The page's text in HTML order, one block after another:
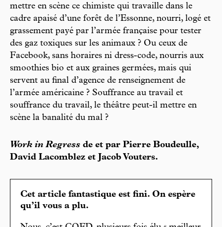
mettre en scène ce chimiste qui travaille dans le
cadre apaisé d’une forêt de l’Essonne, nourri, logé et
grassement payé par l’armée française pour tester
des gaz toxiques sur les animaux ? Ou ceux de
Facebook, sans horaires ni dress-code, nourris aux
smoothies bio et aux graines germées, mais qui
servent au final d’agence de renseignement de
l’armée américaine ? Souffrance au travail et
souffrance du travail, le théâtre peut-il mettre en
scène la banalité du mal ?
Work in Regress de et par Pierre Boudeulle,
David Lacomblez et Jacob Vouters.
Cet article fantastique est fini. On espère
qu’il vous a plu.